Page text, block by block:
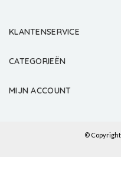
KLANTENSERVICE
CATEGORIEËN
MIJN ACCOUNT
©